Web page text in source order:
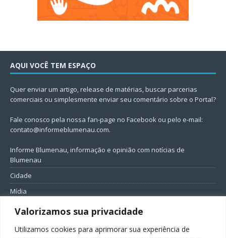
Valorizamos sua privacidade
Utilizamos cookies para aprimorar sua experiência de
AQUI VOCÊ TEM ESPAÇO
Quer enviar um artigo, release de matérias, buscar parcerias
comerciais ou simplesmente enviar seu comentário sobre o Portal?
Fale conosco pela nossa fan-page no Facebook ou pelo e-mail:
contato@informeblumenau.com.
Informe Blumenau, informação e opinião com notícias de
Blumenau
Cidade
Mídia
Entretenimento